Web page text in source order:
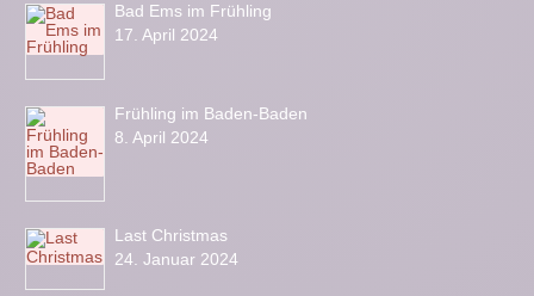
Bad Ems im Frühling
17. April 2024
Frühling im Baden-Baden
8. April 2024
Last Christmas
24. Januar 2024